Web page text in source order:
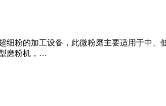
细粉的加工设备，此微粉磨主要适用于中
磨粉机，…